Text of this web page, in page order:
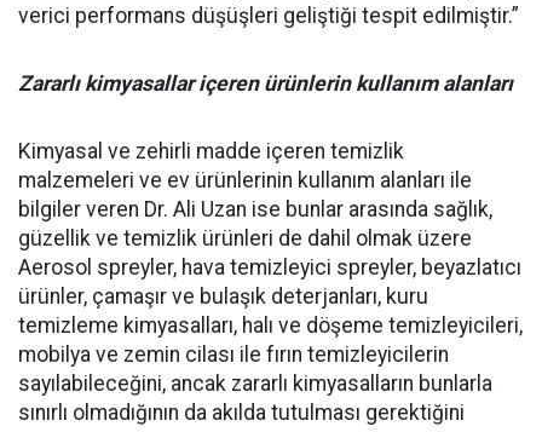
verici performans düşüşleri geliştiği tespit edilmiştir.”
Zararlı kimyasallar içeren ürünlerin kullanım alanları
Kimyasal ve zehirli madde içeren temizlik
malzemeleri ve ev ürünlerinin kullanım alanları ile
bilgiler veren Dr. Ali Uzan ise bunlar arasında sağlık,
güzellik ve temizlik ürünleri de dahil olmak üzere
Aerosol spreyler, hava temizleyici spreyler, beyazlatıcı
ürünler, çamaşır ve bulaşık deterjanları, kuru
temizleme kimyasalları, halı ve döşeme temizleyicileri,
mobilya ve zemin cilası ile fırın temizleyicilerin
sayılabileceğini, ancak zararlı kimyasalların bunlarla
sınırlı olmadığının da akılda tutulması gerektiğini